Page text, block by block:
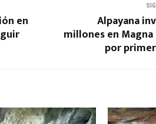
en Alpayana
millones en
por